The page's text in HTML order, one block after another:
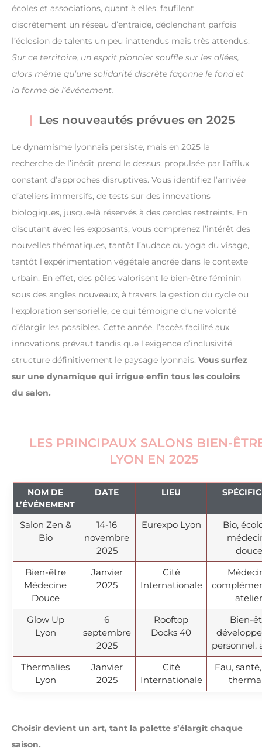
écoles et associations, quant à elles, faufilent
discrètement un réseau d’entraide, déclenchant parfois
l’éclosion de talents un peu inattendus mais très attendus.
Sur ce territoire, un esprit pionnier souffle sur les allées,
alors même qu’une solidarité discrète façonne le fond et
la forme de l’événement.
Les nouveautés prévues en 2025
Le dynamisme lyonnais persiste, mais en 2025 la
recherche de l’inédit prend le dessus, propulsée par l’afflux
constant d’approches disruptives. Vous identifiez l’arrivée
d’ateliers immersifs, de tests sur des innovations
biologiques, jusque-là réservés à des cercles restreints. En
discutant avec les exposants, vous comprenez l’intérêt des
nouvelles thématiques, tantôt l’audace du yoga du visage,
tantôt l’expérimentation végétale ancrée dans le contexte
urbain. En effet, des pôles valorisent le bien-être féminin
sous des angles nouveaux, à travers la gestion du cycle ou
l’exploration sensorielle, ce qui témoigne d’une volonté
d’élargir les possibles. Cette année, l’accès facilité aux
innovations prévaut tandis que l’exigence d’inclusivité
structure définitivement le paysage lyonnais. Vous surfez
sur une dynamique qui irrigue enfin tous les couloirs
du salon.
LES PRINCIPAUX SALONS BIEN-
LYON EN 2025
NOM DE
L’ÉVÉNEMENT
DATE LIEU
Salon Zen &
Bio
14-16
novembre
2025
Eurexpo Lyon
Bio,
Bien-être
Médecine
Douce
Janvier
2025
Cité
Internationale
Glow Up
Lyon
6
septembre
2025
Rooftop
Docks 40
Bien-
personnel,
Thermalies
Lyon
Janvier
2025
Cité
Internationale
Eau,
Choisir devient un art, tant la palette s’élargit chaque
saison.